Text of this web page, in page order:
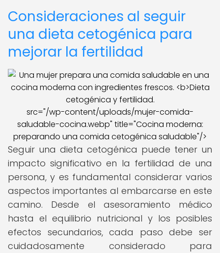
Consideraciones al seguir
una dieta cetogénica para
mejorar la fertilidad
src="/wp-content/uploads/mujer-comida-
saludable-cocina.webp" title="Cocina moderna:
preparando una comida cetogénica saludable"/>
Seguir una dieta cetogénica puede tener un
impacto significativo en la fertilidad de una
persona, y es fundamental considerar varios
aspectos importantes al embarcarse en este
camino. Desde el asesoramiento médico
hasta el equilibrio nutricional y los posibles
efectos secundarios, cada paso debe ser
cuidadosamente considerado para